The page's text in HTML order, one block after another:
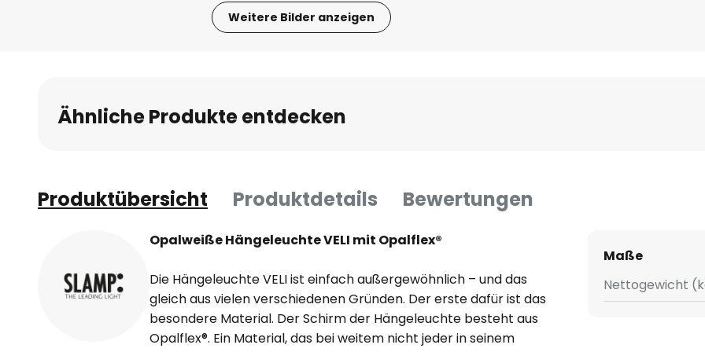
Weitere Bilder anzeigen
Bildgalerie
springen
Ähnliche Produkte entdecken
Produktübersicht Produktdetails Bewertungen
Opalweiße Hängeleuchte VELI mit Opalflex®
Die Hängeleuchte VELI ist einfach außergewöhnlich – und das
gleich aus vielen verschiedenen Gründen. Der erste dafür ist das
besondere Material. Der Schirm der Hängeleuchte besteht aus
Opalflex®. Ein Material, das bei weitem nicht jeder in seinem
Maße
Nettogewicht